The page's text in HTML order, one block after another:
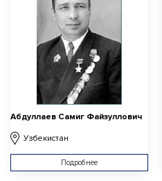
Абдуллаев Самиг Файзуллович
Узбекистан
Подробнее